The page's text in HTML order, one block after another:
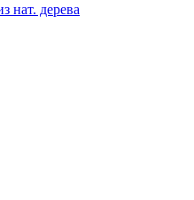
нат. дерева